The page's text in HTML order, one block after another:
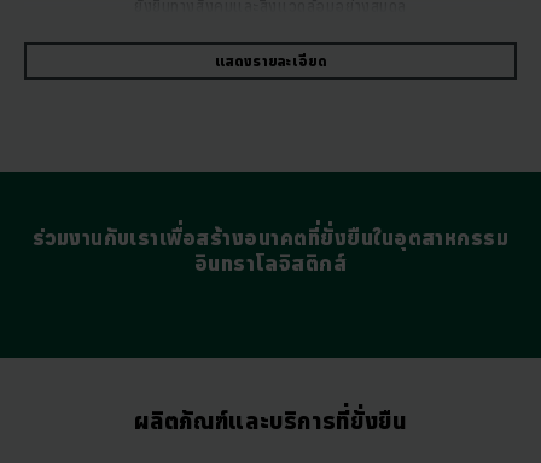
แสดงรายละเอียด
ร่วมงานกับเราเพื่อสร้างอนาคตที่ยั่งยืนในอุตสาหกรรม
อินทราโลจิสติกส์
ผลิตภัณฑ์และบริการที่ยั่งยืน